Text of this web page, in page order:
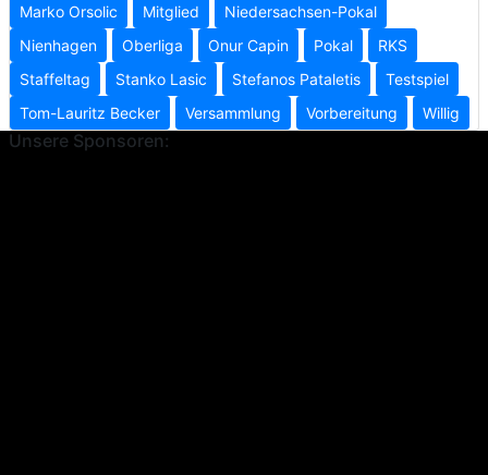
Marko Orsolic
Mitglied
Niedersachsen-Pokal
Nienhagen
Oberliga Onur Capin Pokal
RKS
Staffeltag
Stanko Lasic Stefanos Pataletis
Testspiel
Tom-Lauritz Becker
Versammlung Vorbereitung Willig
Unsere Sponsoren: